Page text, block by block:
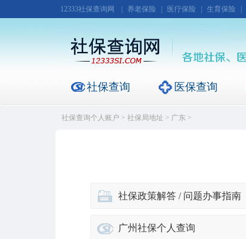
12333社保查询网 养老保险 医疗保险 生育保险
社保查询 医保查询
社保查询个人账户 > 社保局地址 > 广东 >
社保政策解答 / 问题办事指南
广州社保个人查询